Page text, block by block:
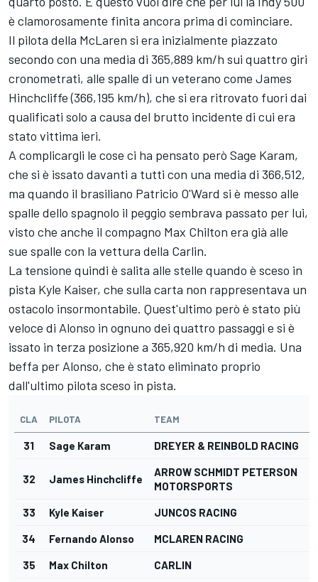
è clamorosamente finita ancora prima di cominciare.
Il pilota della McLaren si era inizialmente piazzato
secondo con una media di 365,889 km/h sui quattro giri
cronometrati, alle spalle di un veterano come James
Hinchcliffe (366,195 km/h), che si era ritrovato fuori dai
qualificati solo a causa del brutto incidente di cui era
stato vittima ieri.
A complicargli le cose ci ha pensato però Sage Karam,
che si è issato davanti a tutti con una media di 366,512,
ma quando il brasiliano Patricio O'Ward si è messo alle
spalle dello spagnolo il peggio sembrava passato per lui,
visto che anche il compagno Max Chilton era già alle
sue spalle con la vettura della Carlin.
La tensione quindi è salita alle stelle quando è sceso in
pista Kyle Kaiser, che sulla carta non rappresentava un
ostacolo insormontabile. Quest'ultimo però è stato più
veloce di Alonso in ognuno dei quattro passaggi e si è
issato in terza posizione a 365,920 km/h di media. Una
beffa per Alonso, che è stato eliminato proprio
dall'ultimo pilota sceso in pista.
CLA PILOTA TEAM
31 Sage Karam DREYER & REINBOLD RACING
32 James Hinchcliffe
ARROW SCHMIDT PETERSON
MOTORSPORTS
33 Kyle Kaiser JUNCOS RACING
34 Fernando Alonso MCLAREN RACING
35 Max Chilton CARLIN